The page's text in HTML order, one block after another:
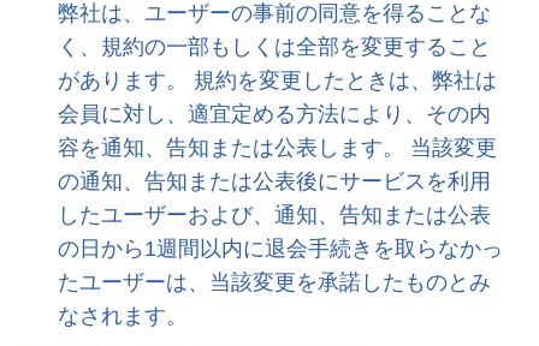
弊社は、ユーザーの事前の同意を得ることな
く、規約の一部もしくは全部を変更すること
があります。 規約を変更したときは、弊社は
会員に対し、適宜定める方法により、その内
容を通知、告知または公表します。 当該変更
の通知、告知または公表後にサービスを利用
したユーザーおよび、通知、告知または公表
の日から1週間以内に退会手続きを取らなかっ
たユーザーは、当該変更を承諾したものとみ
なされます。